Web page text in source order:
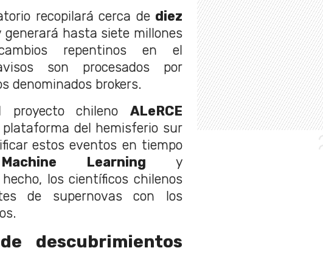
recopilará cerca de diez
generará hasta siete millones
repentinos en el
son procesados por
denominados brokers.
proyecto chileno ALeRCE
del hemisferio sur
estos eventos en tiempo
Machine Learning y
los científicos chilenos
de supernovas con los
descubrimientos